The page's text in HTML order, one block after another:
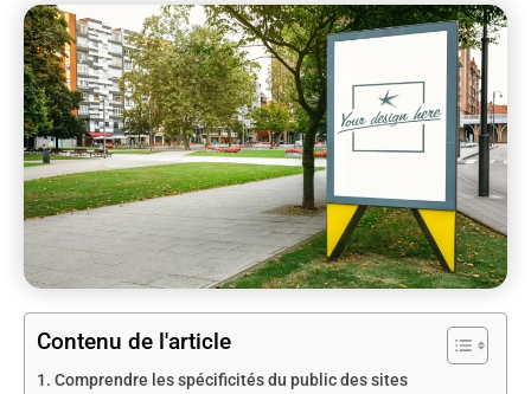
Contenu de l'article
Comprendre les spécificités du public des sites